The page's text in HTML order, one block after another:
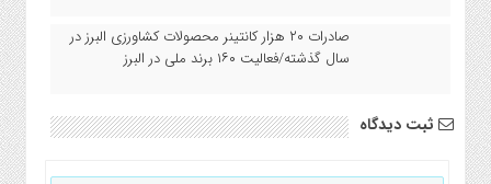
صادرات ۲۰ هزار کانتینر محصولات کشاورزی البرز در
سال گذشته/فعالیت ۱۶۰ برند ملی در البرز
ثبت دیدگاه